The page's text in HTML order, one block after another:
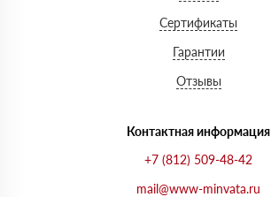
Сертификаты
Гарантии
Отзывы
Контактная информация
+7 (812) 509-48-42
mail@www-minvata.ru